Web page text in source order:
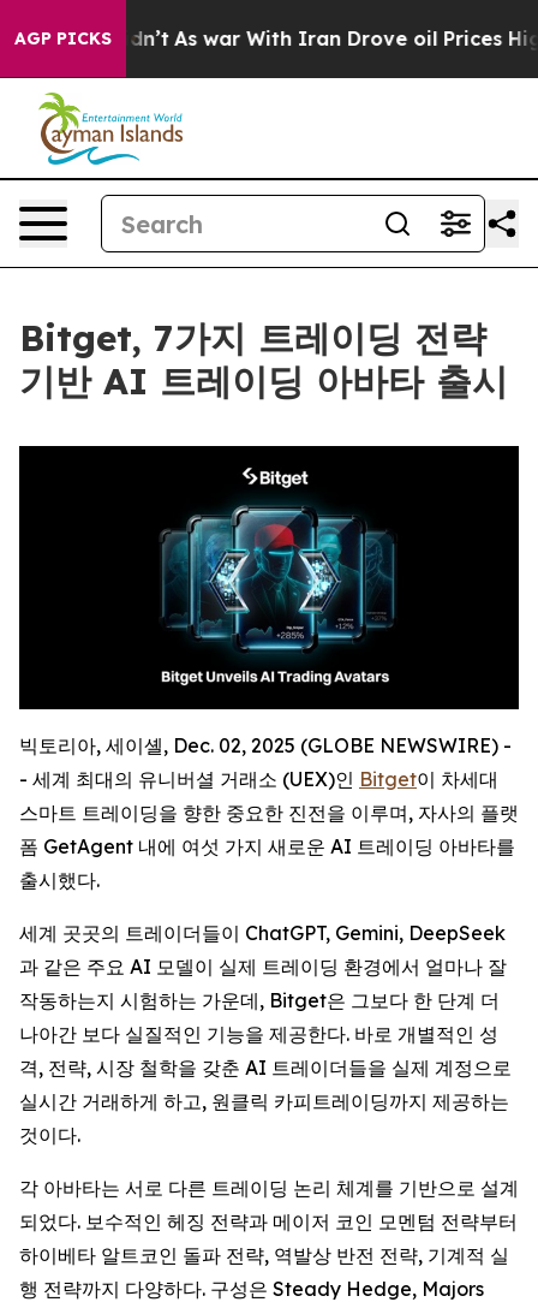
AGP PICKS
it Didn’t As war With Iran Drove oil Prices Higher,
Bitget, 7가지 트레이딩 전략
기반 AI 트레이딩 아바타 출시
빅토리아, 세이셸, Dec. 02, 2025 (GLOBE NEWSWIRE) -
- 세계 최대의 유니버셜 거래소 (UEX)인 Bitget이 차세대
스마트 트레이딩을 향한 중요한 진전을 이루며, 자사의 플랫
폼 GetAgent 내에 여섯 가지 새로운 AI 트레이딩 아바타를
출시했다.
세계 곳곳의 트레이더들이 ChatGPT, Gemini, DeepSeek
과 같은 주요 AI 모델이 실제 트레이딩 환경에서 얼마나 잘
작동하는지 시험하는 가운데, Bitget은 그보다 한 단계 더
나아간 보다 실질적인 기능을 제공한다. 바로 개별적인 성
격, 전략, 시장 철학을 갖춘 AI 트레이더들을 실제 계정으로
실시간 거래하게 하고, 원클릭 카피트레이딩까지 제공하는
것이다.
각 아바타는 서로 다른 트레이딩 논리 체계를 기반으로 설계
되었다. 보수적인 헤징 전략과 메이저 코인 모멘텀 전략부터
하이베타 알트코인 돌파 전략, 역발상 반전 전략, 기계적 실
행 전략까지 다양하다. 구성은 Steady Hedge, Majors